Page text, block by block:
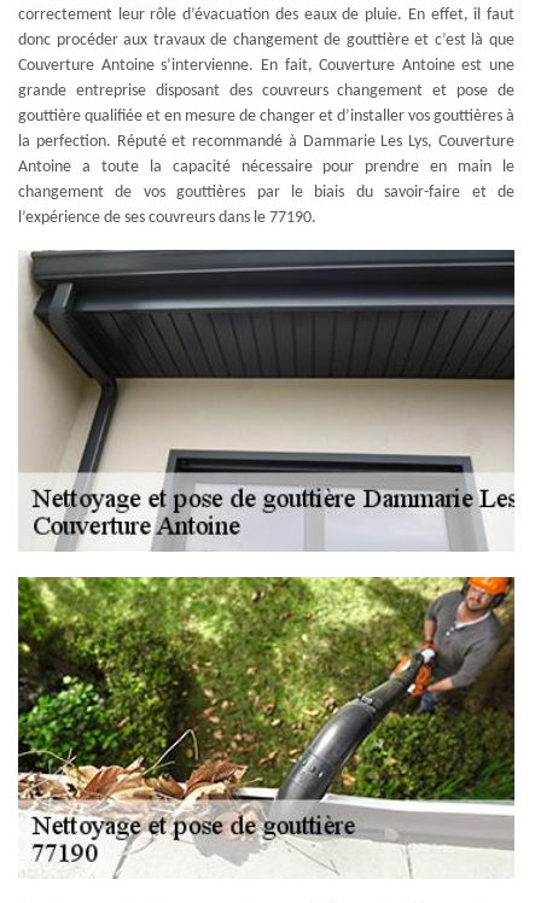
correctement leur rôle d’évacuation des eaux de pluie. En effet, il faut
donc procéder aux travaux de changement de gouttière et c’est là que
Couverture Antoine s’intervienne. En fait, Couverture Antoine est une
grande entreprise disposant des couvreurs changement et pose de
gouttière qualifiée et en mesure de changer et d’installer vos gouttières à
la perfection. Réputé et recommandé à Dammarie Les Lys, Couverture
Antoine a toute la capacité nécessaire pour prendre en main le
changement de vos gouttières par le biais du savoir-faire et de
l’expérience de ses couvreurs dans le 77190.